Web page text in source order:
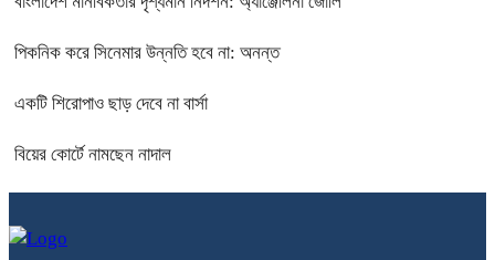
পিকনিক করে সিনেমার উন্নতি হবে না: অনন্ত
একটি শিরোপাও ছাড় দেবে না বার্সা
বিয়ের কোর্টে নামছেন নাদাল